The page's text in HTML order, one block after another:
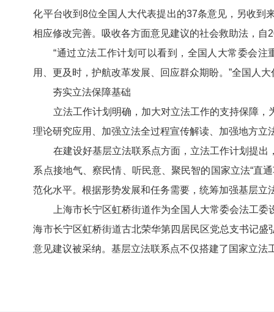
化平台收到8位全国人大代表提出的37条意见，另收到
相应修改完善。吸收各方面意见建议的社会救助法，自
“通过立法工作计划可以看到，全国人大常委会注
用、更及时，护航改革发展、回应群众期盼。”全国人
夯实立法保障基础
立法工作计划明确，加大对立法工作的支持保障，
理论研究应用、加强立法全过程宣传解读、加强地方
在建设好基层立法联系点方面，立法工作计划提出
系点接地气、察民情、听民意、聚民智的国家立法“直
范化水平。根据形势发展和任务需要，统筹加强基层
上海市长宁区虹桥街道作为全国人大常委会法工委
海市长宁区虹桥街道古北荣华第四居民区党总支书记
意见建议被采纳。基层立法联系点不仅搭建了国家立法